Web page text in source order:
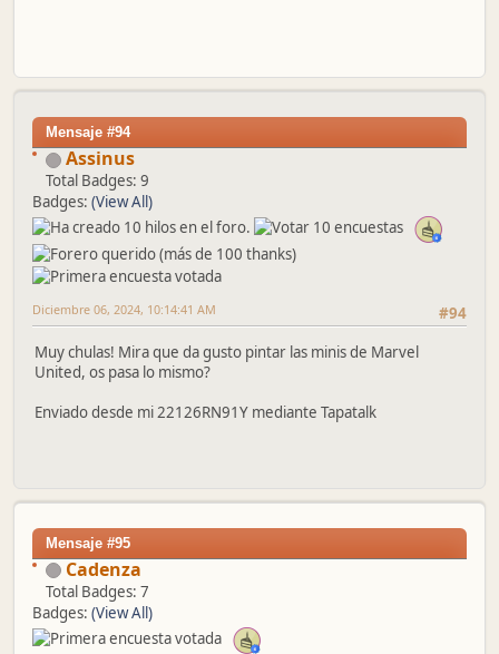
Mensaje #94
Assinus
Total Badges: 9
Badges: (View All)
#94
Diciembre 06, 2024, 10:14:41 AM
Muy chulas! Mira que da gusto pintar las minis de Marvel
United, os pasa lo mismo?
Enviado desde mi 22126RN91Y mediante Tapatalk
Mensaje #95
Cadenza
Total Badges: 7
Badges: (View All)